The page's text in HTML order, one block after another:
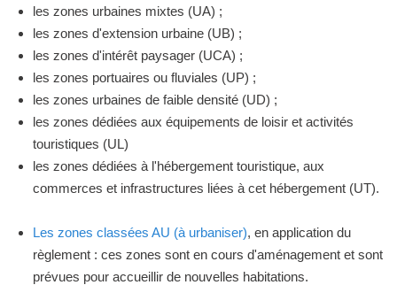
les zones urbaines mixtes (UA) ;
les zones d'extension urbaine (UB) ;
les zones d'intérêt paysager (UCA) ;
les zones portuaires ou fluviales (UP) ;
les zones urbaines de faible densité (UD) ;
les zones dédiées aux équipements de loisir et activités
touristiques (UL)
les zones dédiées à l'hébergement touristique, aux
commerces et infrastructures liées à cet hébergement (UT).
Les zones classées AU (à urbaniser), en application du
règlement : ces zones sont en cours d'aménagement et sont
prévues pour accueillir de nouvelles habitations.